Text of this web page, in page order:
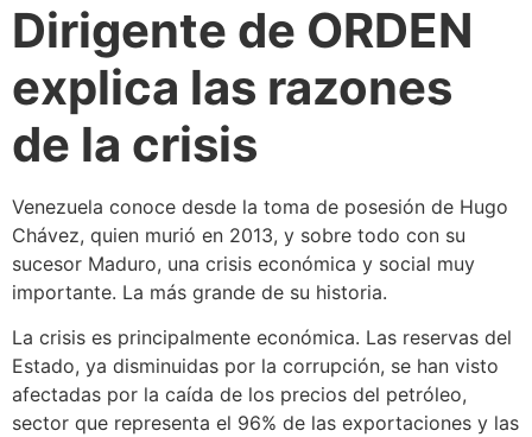
Dirigente de ORDEN
explica las razones
de la crisis
Venezuela conoce desde la toma de posesión de Hugo
Chávez, quien murió en 2013, y sobre todo con su
sucesor Maduro, una crisis económica y social muy
importante. La más grande de su historia.
La crisis es principalmente económica. Las reservas del
Estado, ya disminuidas por la corrupción, se han visto
afectadas por la caída de los precios del petróleo,
sector que representa el 96% de las exportaciones y las